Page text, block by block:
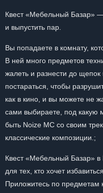
Квест «Мебельный Базар»
и выпустить пар.
Вы попадаете в комнату,
В ней много предметов
жалеть и разнести до
постараться, чтобы
как в кино, и вы можете не
сами выбираете, под какую
быть Noize MC со своим
классические композиции.;
Квест «Мебельный Базар»
для тех, кто хочет
Приложитесь по предметам